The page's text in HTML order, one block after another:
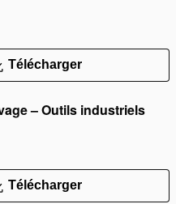
Télécharger
– Outils industriels
Télécharger